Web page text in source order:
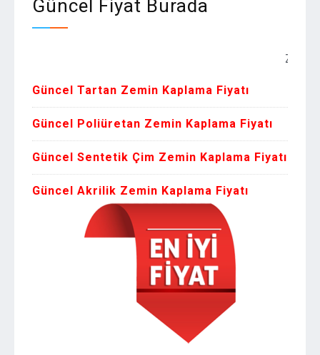
Güncel Fiyat Burada
Zemin
Güncel Tartan Zemin Kaplama Fiyatı
Güncel Poliüretan Zemin Kaplama Fiyatı
Güncel Sentetik Çim Zemin Kaplama Fiyatı
Güncel Akrilik Zemin Kaplama Fiyatı